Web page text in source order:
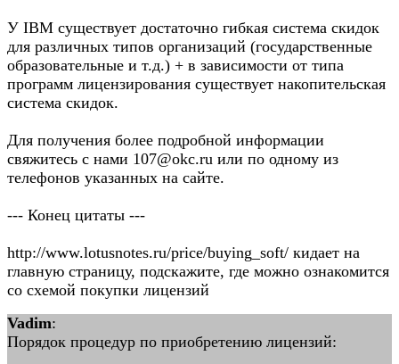
У IBM существует достаточно гибкая система скидок
для различных типов организаций (государственные
образовательные и т.д.) + в зависимости от типа
программ лицензирования существует накопительская
система скидок.
Для получения более подробной информации
свяжитесь с нами 107@okc.ru или по одному из
телефонов указанных на сайте.
--- Конец цитаты ---
http://www.lotusnotes.ru/price/buying_soft/ кидает на
главную страницу, подскажите, где можно ознакомится
со схемой покупки лицензий
Vadim:
Порядок процедур по приобретению лицензий: